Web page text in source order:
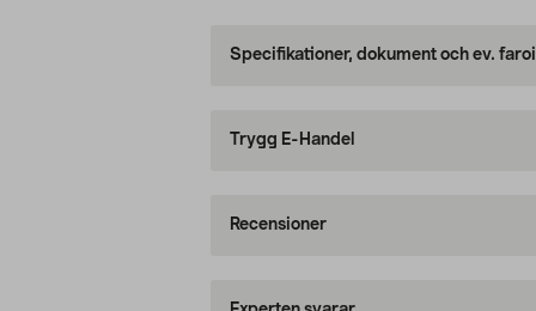
Specifikationer, dokument och ev.
Trygg E-Handel
Recensioner